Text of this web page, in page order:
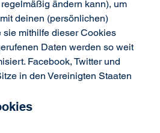
ändern kann), um
deinen (persönlichen)
sie mithilfe dieser Cookies
Daten werden so weit
Facebook, Twitter und
in den Vereinigten Staaten